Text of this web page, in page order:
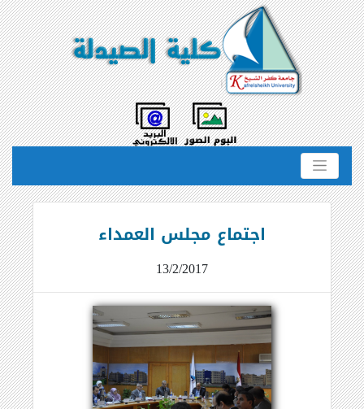
اجتماع مجلس العمداء
13/2/2017